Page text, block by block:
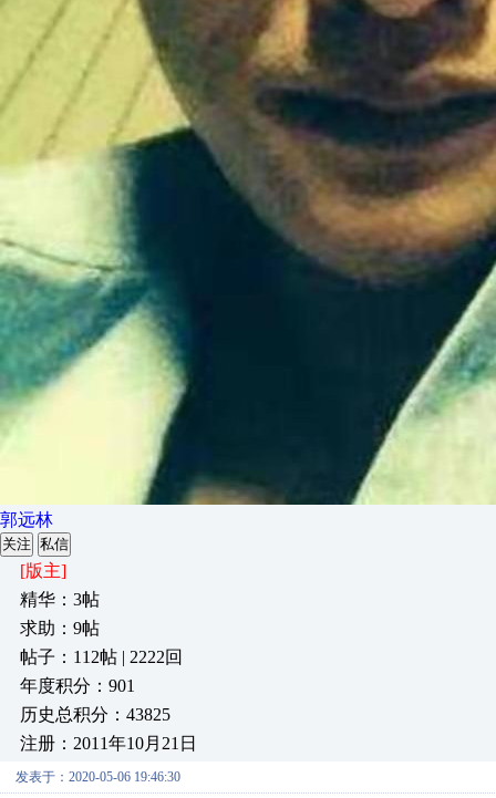
郭远林
关注 私信
[版主]
精华：3帖
求助：9帖
帖子：112帖 | 2222回
年度积分：901
历史总积分：43825
注册：2011年10月21日
发表于：2020-05-06 19:46:30